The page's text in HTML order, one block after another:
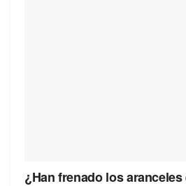
¿Han frenado los